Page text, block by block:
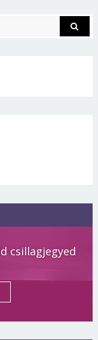
csillagjegyed